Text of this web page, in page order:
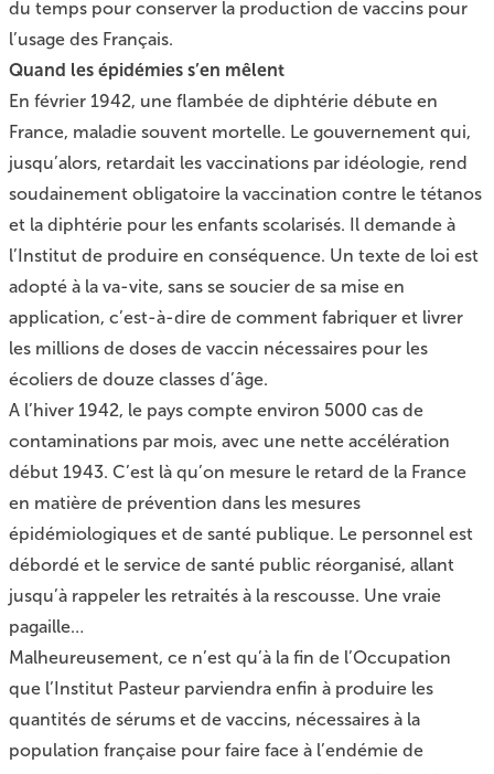
du temps pour conserver la production de vaccins pour
l’usage des Français.
Quand les épidémies s’en mêlent
En février 1942, une flambée de diphtérie débute en
France, maladie souvent mortelle. Le gouvernement qui,
jusqu’alors, retardait les vaccinations par idéologie, rend
soudainement obligatoire la vaccination contre le tétanos
et la diphtérie pour les enfants scolarisés. Il demande à
l’Institut de produire en conséquence. Un texte de loi est
adopté à la va-vite, sans se soucier de sa mise en
application, c’est-à-dire de comment fabriquer et livrer
les millions de doses de vaccin nécessaires pour les
écoliers de douze classes d’âge.
A l’hiver 1942, le pays compte environ 5000 cas de
contaminations par mois, avec une nette accélération
début 1943. C’est là qu’on mesure le retard de la France
en matière de prévention dans les mesures
épidémiologiques et de santé publique. Le personnel est
débordé et le service de santé public réorganisé, allant
jusqu’à rappeler les retraités à la rescousse. Une vraie
pagaille…
Malheureusement, ce n’est qu’à la fin de l’Occupation
que l’Institut Pasteur parviendra enfin à produire les
quantités de sérums et de vaccins, nécessaires à la
population française pour faire face à l’endémie de